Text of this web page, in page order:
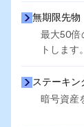
無期限先物
最大50倍
トします。
ステーキン
暗号資産